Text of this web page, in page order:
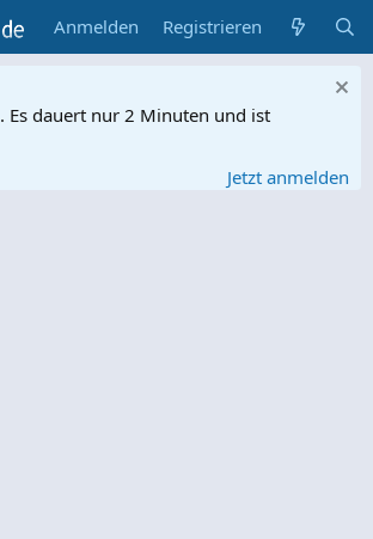
Anmelden Registrieren
. Es dauert nur 2 Minuten und ist
Jetzt anmelden